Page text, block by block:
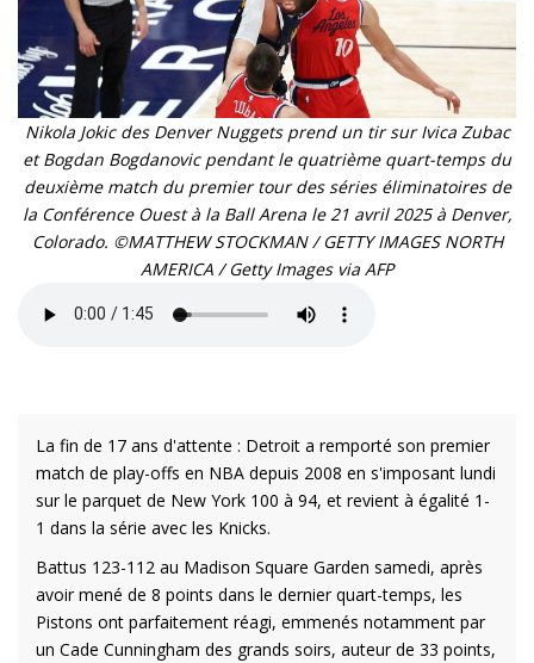
Nikola Jokic des Denver Nuggets prend un tir sur Ivica Zubac
et Bogdan Bogdanovic pendant le quatrième quart-temps du
deuxième match du premier tour des séries éliminatoires de
la Conférence Ouest à la Ball Arena le 21 avril 2025 à Denver,
Colorado. ©MATTHEW STOCKMAN / GETTY IMAGES NORTH
AMERICA / Getty Images via AFP
La fin de 17 ans d'attente : Detroit a remporté son premier
match de play-offs en NBA depuis 2008 en s'imposant lundi
sur le parquet de New York 100 à 94, et revient à égalité 1-
1 dans la série avec les Knicks.
Battus 123-112 au Madison Square Garden samedi, après
avoir mené de 8 points dans le dernier quart-temps, les
Pistons ont parfaitement réagi, emmenés notamment par
un Cade Cunningham des grands soirs, auteur de 33 points,